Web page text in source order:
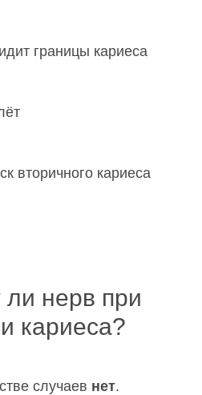
границы кариеса
вторичного кариеса
нерв при
кариеса?
случаев нет.